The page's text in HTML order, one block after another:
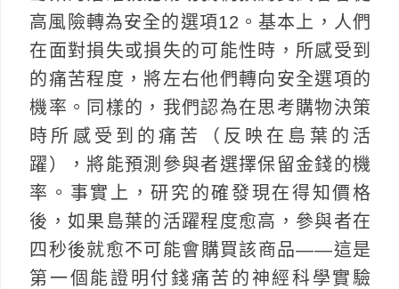
高風險轉為安全的選項12。基本上，人們
在面對損失或損失的可能性時，所感受到
的痛苦程度，將左右他們轉向安全選項的
機率。同樣的，我們認為在思考購物決策
時所感受到的痛苦（反映在島葉的活
躍），將能預測參與者選擇保留金錢的機
率。事實上，研究的確發現在得知價格
後，如果島葉的活躍程度愈高，參與者在
四秒後就愈不可能會購買該商品——這是
第一個能證明付錢痛苦的神經科學實驗